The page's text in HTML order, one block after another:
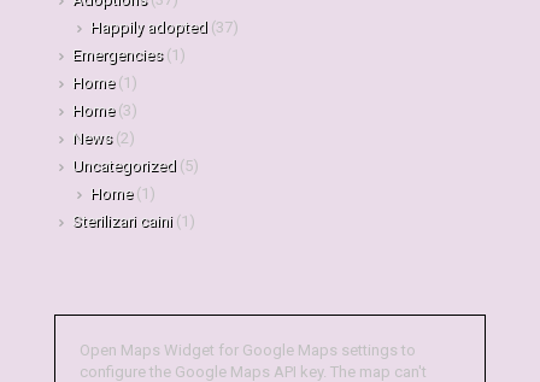
Happily adopted (37)
Emergencies(1)
Home(1)
Home(3)
News(2)
Uncategorized (5)
Home(1)
Sterilizari caini(1)
Open Maps Widget for Google Maps settings to
configure the Google Maps API key. The map can't